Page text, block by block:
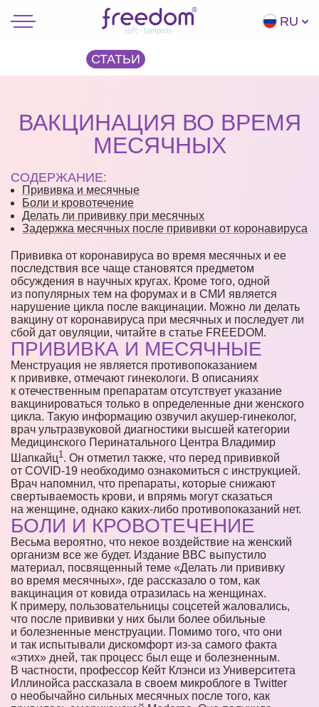
RU
СТАТЬИ
ВАКЦИНАЦИЯ ВО ВРЕМЯ
МЕСЯЧНЫХ
СОДЕРЖАНИЕ:
Прививка и месячные
Боли и кровотечение
Делать ли прививку при месячных
Задержка месячных после прививки от коронавируса
Прививка от коронавируса во время месячных и ее
последствия все чаще становятся предметом
обсуждения в научных кругах. Кроме того, одной
из популярных тем на форумах и в СМИ является
нарушение цикла после вакцинации. Можно ли делать
вакцину от коронавируса при месячных и последует ли
сбой дат овуляции, читайте в статье FREEDOM.
ПРИВИВКА И МЕСЯЧНЫЕ
Менструация не является противопоказанием
к прививке, отмечают гинекологи. В описаниях
к отечественным препаратам отсутствует указание
вакцинироваться только в определенные дни женского
цикла. Такую информацию озвучил акушер-гинеколог,
врач ультразвуковой диагностики высшей категории
Медицинского Перинатального Центра Владимир
Шапкайц1. Он отметил также, что перед прививкой
от COVID-19 необходимо ознакомиться с инструкцией.
Врач напомнил, что препараты, которые снижают
свертываемость крови, и впрямь могут сказаться
на женщине, однако каких-либо противопоказаний нет.
БОЛИ И КРОВОТЕЧЕНИЕ
Весьма вероятно, что некое воздействие на женский
организм все же будет. Издание BBC выпустило
материал, посвященный теме «Делать ли прививку
во время месячных», где рассказало о том, как
вакцинация от ковида отразилась на женщинах.
К примеру, пользовательницы соцсетей жаловались,
что после прививки у них были более обильные
и болезненные менструации. Помимо того, что они
и так испытывали дискомфорт из-за самого факта
«этих» дней, так процесс был еще и болезненным.
В частности, профессор Кейт Клэнси из Университета
Иллинойса рассказала в своем микроблоге в Twitter
о необычайно сильных месячных после того, как